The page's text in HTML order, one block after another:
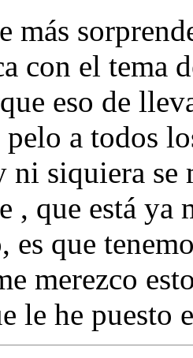
sorprende
con el tema
eso de
pelo a todos
ni siquiera se
, que está ya
que
merezco
le he puesto